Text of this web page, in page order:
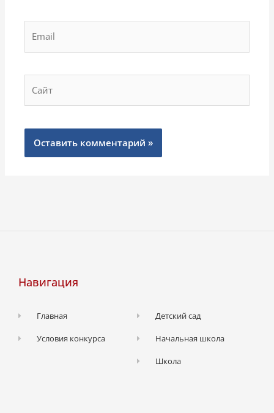
Навигация
Главная
Условия конкурса
Детский сад
Начальная школа
Школа